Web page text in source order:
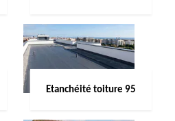
Etanchéité toiture 95